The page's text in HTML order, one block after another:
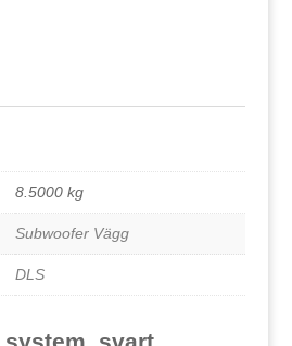
8.5000 kg
Subwoofer Vägg
DLS
svart